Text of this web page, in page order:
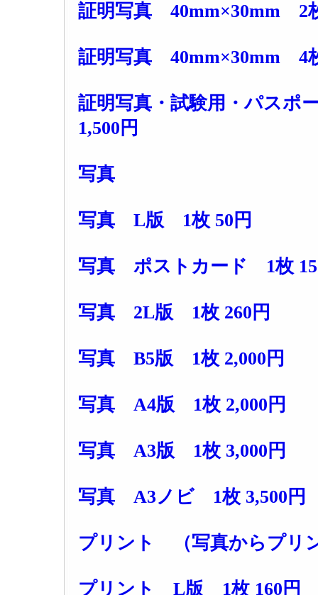
証明写真 40mm×30mm 2
証明写真 40mm×30mm 4
証明写真・試験用・パスポ
1,500円
写真
写真 L版 1枚 50円
写真 ポストカード 1枚
写真 2L版 1枚 260円
写真 B5版 1枚 2,000円
写真 A4版 1枚 2,000円
写真 A3版 1枚 3,000円
写真 A3ノビ 1枚 3,500円
プリント （写真からプリ
プリント L版 1枚 160円